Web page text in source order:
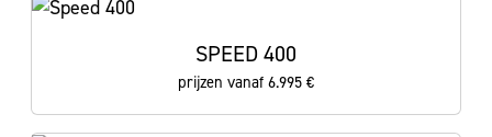
SPEED 400
prijzen vanaf 6.995 €